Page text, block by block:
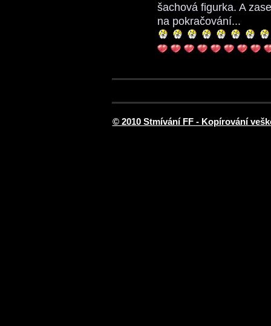
šachová figurka. A
na pokračování...
© 2010 Stmívání FF - Kopírování